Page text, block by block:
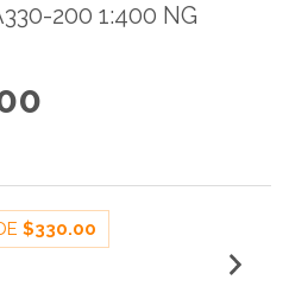
200 1:400 NG
$330.00